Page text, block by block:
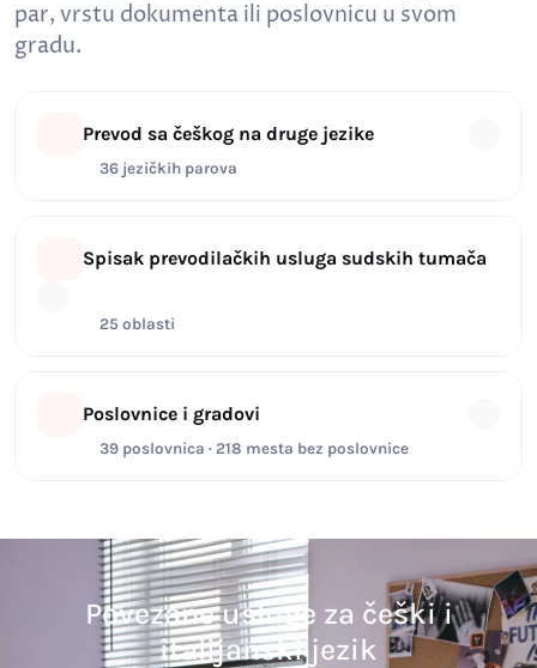
par, vrstu dokumenta ili poslovnicu u svom
gradu.
Prevod sa češkog na druge jezike
36 jezičkih parova
Spisak prevodilačkih usluga sudskih tumača
25 oblasti
Poslovnice i gradovi
39 poslovnica · 218 mesta bez poslovnice
Povezane usluge za češki i
italijanski jezik